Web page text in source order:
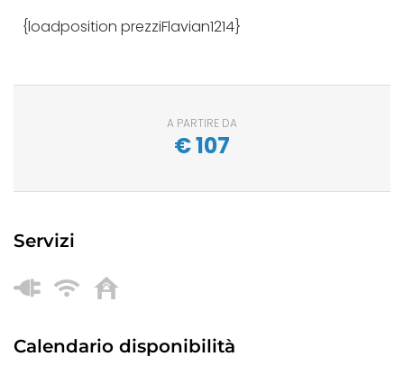
{loadposition prezziFlavian1214}
A PARTIRE DA
€107
Servizi
Calendario disponibilità